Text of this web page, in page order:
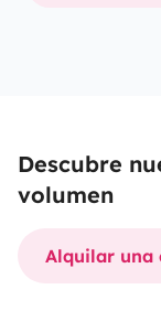
Descubre
volumen
Alquilar una